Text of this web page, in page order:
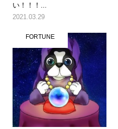
い！！！...
2021.03.29
FORTUNE